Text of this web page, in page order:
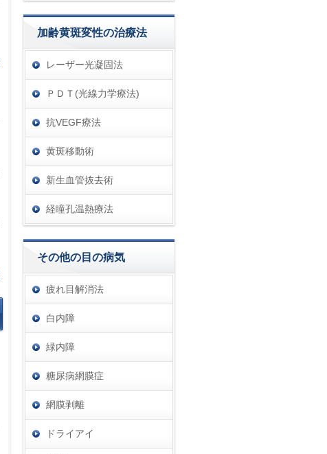
加齢黄斑変性の治療法
レーザー光凝固法
ＰＤＴ(光線力学療法)
抗VEGF療法
黄斑移動術
新生血管抜去術
経瞳孔温熱療法
その他の目の病気
疲れ目解消法
白内障
緑内障
糖尿病網膜症
網膜剥離
ドライアイ